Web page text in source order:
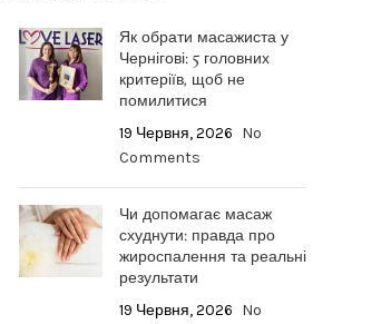
Як обрати масажиста у
Чернігові: 5 головних
критеріїв, щоб не
помилитися
19 Червня, 2026 No
Comments
Чи допомагає масаж
схуднути: правда про
жироспалення та реальні
результати
19 Червня, 2026 No